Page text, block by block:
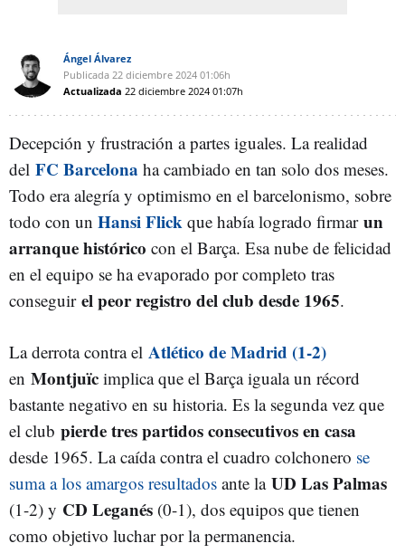
Ángel Álvarez
Publicada 22 diciembre 2024 01:06h
Actualizada 22 diciembre 2024 01:07h
Decepción y frustración a partes iguales. La realidad
del FC Barcelona ha cambiado en tan solo dos meses.
Todo era alegría y optimismo en el barcelonismo, sobre
todo con un Hansi Flick que había logrado firmar un
arranque histórico con el Barça. Esa nube de felicidad
en el equipo se ha evaporado por completo tras
conseguir el peor registro del club desde 1965.
La derrota contra el Atlético de Madrid (1-2)
en Montjuïc implica que el Barça iguala un récord
bastante negativo en su historia. Es la segunda vez que
el club pierde tres partidos consecutivos en casa
desde 1965. La caída contra el cuadro colchonero se
suma a los amargos resultados ante la UD Las Palmas
(1-2) y CD Leganés (0-1), dos equipos que tienen
como objetivo luchar por la permanencia.